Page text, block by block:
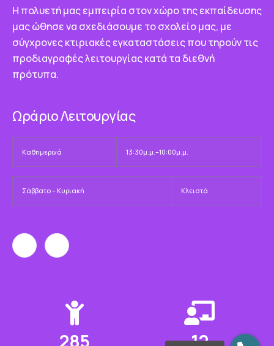
Η πολυετή μας εμπειρία στον χώρο της εκπαίδευσης
μας ώθησε να σχεδιάσουμε το σχολείο μας, με
σύγχρονες κτιριακές εγκαταστάσεις που τηρούν τις
προδιαγραφές λειτουργίας κατά τα διεθνή
πρότυπα.
Ωράριο Λειτουργίας
Καθημερινά 13:30μ.μ.–10:00μ.μ.
Σάββατο – Κυριακή Κλειστά
331 14